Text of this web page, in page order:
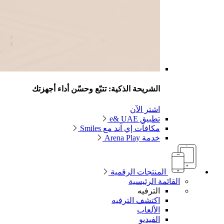
الشريحة الذكية: تتبّع وحسّن أداء أجهزتك
تطبيق e& UAE
مكافآت إي آند مع Smiles
المنتجات الرقمية
القائمة الرئيسية
الترفيه
اكتشف الترفيه
الألعاب
الفيديو